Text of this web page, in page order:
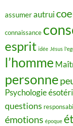
assumerautrui
connaissance
esprit idée Jésus
l’homme
personne
Psychologie
questions
émotions époque